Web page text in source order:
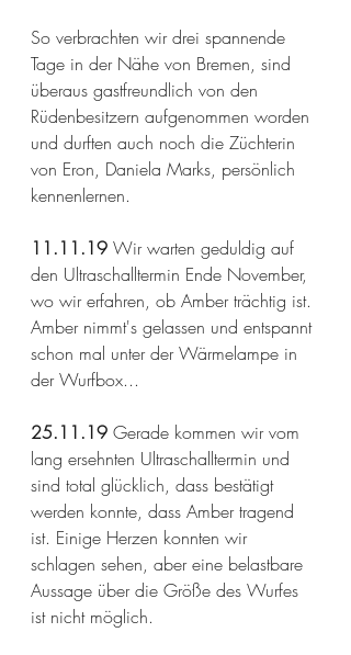
So verbrachten wir drei spannende
Tage in der Nähe von Bremen, sind
überaus gastfreundlich von den
Rüdenbesitzern aufgenommen worden
und durften auch noch die Züchterin
von Eron, Daniela Marks, persönlich
kennenlernen.
11.11.19 Wir warten geduldig auf
den Ultraschalltermin Ende November,
wo wir erfahren, ob Amber trächtig ist.
Amber nimmt's gelassen und entspannt
schon mal unter der Wärmelampe in
der Wurfbox...
25.11.19 Gerade kommen wir vom
lang ersehnten Ultraschalltermin und
sind total glücklich, dass bestätigt
werden konnte, dass Amber tragend
ist. Einige Herzen konnten wir
schlagen sehen, aber eine belastbare
Aussage über die Größe des Wurfes
ist nicht möglich.